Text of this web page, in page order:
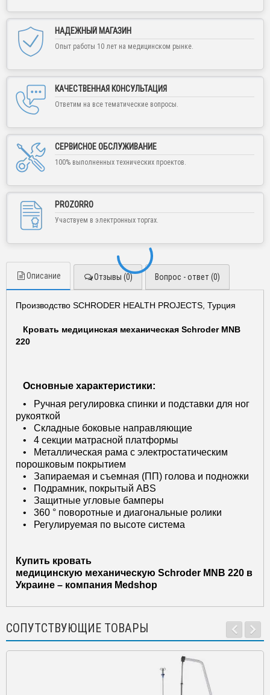
НАДЕЖНЫЙ МАГАЗИН
Опыт работы 10 лет на медицинском рынке.
КАЧЕСТВЕННАЯ КОНСУЛЬТАЦИЯ
Ответим на все тематические вопросы.
СЕРВИСНОЕ ОБСЛУЖИВАНИЕ
100% выполненных технических проектов.
PROZORRO
Участвуем в электронных торгах.
Описание Отзывы (0) Вопрос - ответ (0)
Производство SCHRODER HEALTH PROJECTS, Турция
Кровать медицинская механическая Schroder MNB
220
Основные характеристики:
• Ручная регулировка спинки и подставки для ног
рукояткой
• Складные боковые направляющие
• 4 секции матрасной платформы
• Металлическая рама с электростатическим
порошковым покрытием
• Запираемая и съемная (ПП) голова и подножки
• Подрамник, покрытый ABS
• Защитные угловые бамперы
• 360 ° поворотные и диагональные ролики
• Регулируемая по высоте система
Купить кровать
медицинскую механическую Schroder MNB 220 в
Украине – компания Medshop
СОПУТСТВУЮЩИЕ ТОВАРЫ
Уважаемые покупатели и партнеры!
Внимание! Работа интернет-магазина
"Медшоп" временно приостановлена! Цены
предоставленные на сайте недействительны!
Для постоянных клиенов и партнеров в случае
необходимости рекомендуем воспользоваться формой
обратной связи или написать нам в любой удобный
Заказывайте обратный звонок, пишите в
Viber, Telegram, WhatsApp или на е-мейл, мы
всегда вам ответим по возможности!!!
С уважением, команда Медшоп.